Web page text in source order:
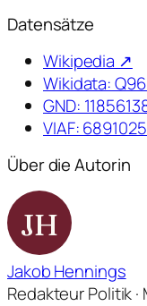
Datensätze
Wikipedia ↗
Wikidata:
GND:
VIAF:
Über die Autorin
JH
Jakob Hennings
Redakteur Politik